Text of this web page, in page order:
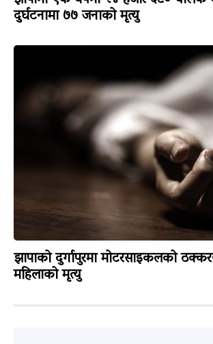
दुर्घटनामा ७७ जनाको मृत्यु
झापाको दुर्गापुरमा मोटरसाइकलको
महिलाको मृत्यु